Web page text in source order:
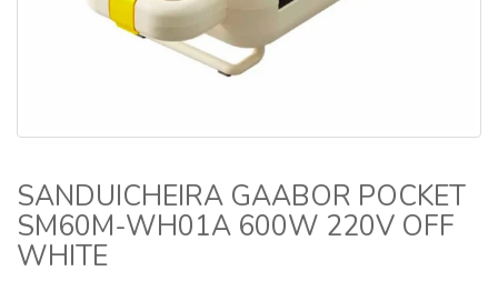
SANDUICHEIRA GAABOR POCKET
SM60M-WH01A 600W 220V OFF
WHITE